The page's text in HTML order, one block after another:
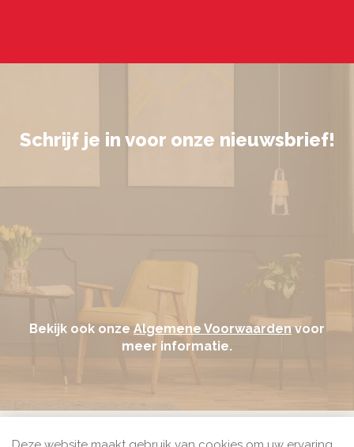
Schrijf je in voor onze nieuwsbrief!
Bekijk ook onzeAlgemene Voorwaardenvoor
meer informatie.